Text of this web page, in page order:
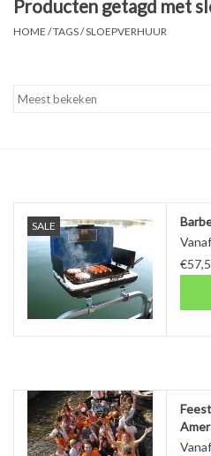
Feest Arrangementen
Hottub boot
Producten getagd met
HOME /TAGS/SLOEPVERHUUR
SALE